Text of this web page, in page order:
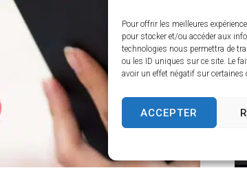
Pour offrir les meilleures
pour stocker et/ou accéder aux
technologies nous permettra de
ou les ID uniques sur ce site. Le
avoir un effet négatif sur
ACCEPTER